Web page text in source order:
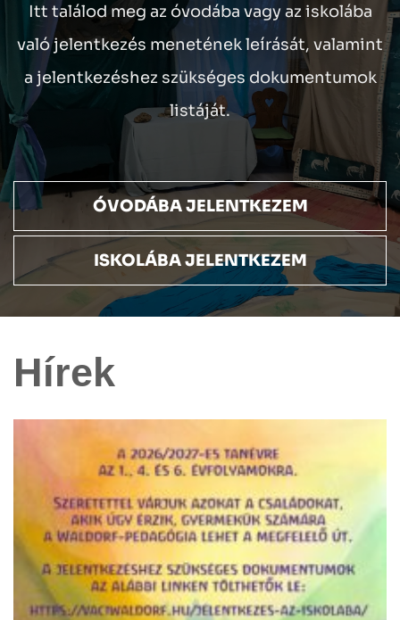
Itt találod meg az óvodába vagy az iskolába
való jelentkezés menetének leírását, valamint
a jelentkezéshez szükséges dokumentumok
listáját.
ÓVODÁBA JELENTKEZEM
ISKOLÁBA JELENTKEZEM
Hírek